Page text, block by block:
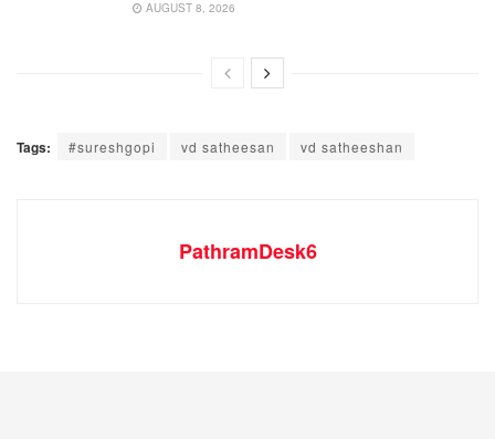
AUGUST 8, 2026
Tags: #sureshgopi vd satheesan vd satheeshan
PathramDesk6